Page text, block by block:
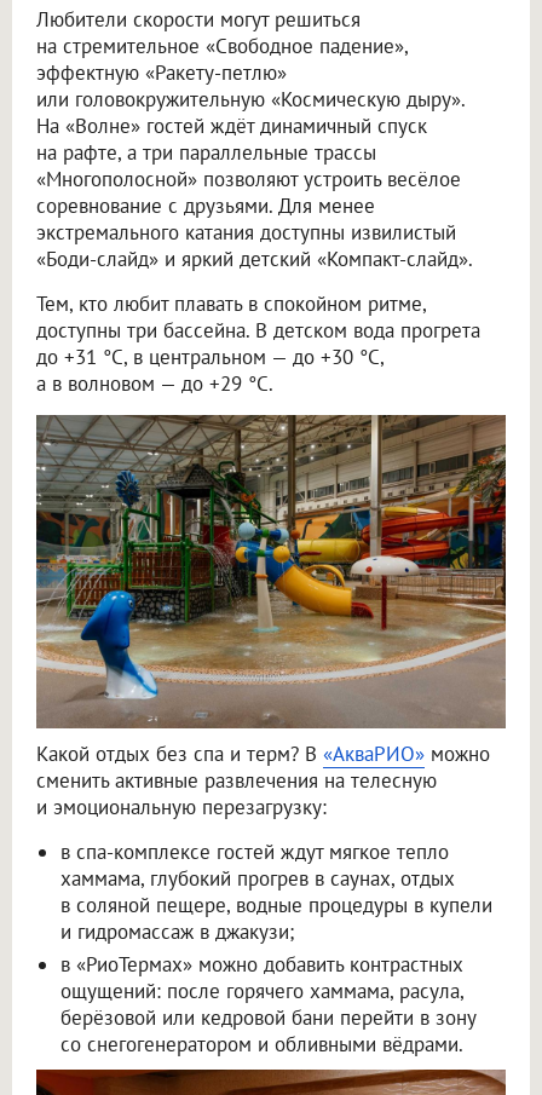
Любители скорости могут решиться
на стремительное «Свободное падение»,
эффектную «Ракету-петлю»
или головокружительную «Космическую дыру».
На «Волне» гостей ждёт динамичный спуск
на рафте, а три параллельные трассы
«Многополосной» позволяют устроить весёлое
соревнование с друзьями. Для менее
экстремального катания доступны извилистый
«Боди-слайд» и яркий детский «Компакт-слайд».
Тем, кто любит плавать в спокойном ритме,
доступны три бассейна. В детском вода прогрета
до +31 °C, в центральном — до +30 °C,
а в волновом — до +29 °C.
Какой отдых без спа и терм? В «АкваРИО» можно
сменить активные развлечения на телесную
и эмоциональную перезагрузку:
в спа-комплексе гостей ждут мягкое тепло
хаммама, глубокий прогрев в саунах, отдых
в соляной пещере, водные процедуры в купели
и гидромассаж в джакузи;
в «РиоТермах» можно добавить контрастных
ощущений: после горячего хаммама, расула,
берёзовой или кедровой бани перейти в зону
со снегогенератором и обливными вёдрами.